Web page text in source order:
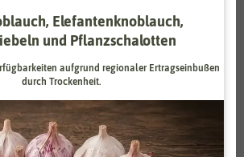
Vergrößern durch berühren
Statistik
Marketing
Funktional
Alle akzeptieren
Elefantenknoblauch,
und Pflanzschalotten
aufgrund regionaler Ertragseinbußen
durch Trockenheit.